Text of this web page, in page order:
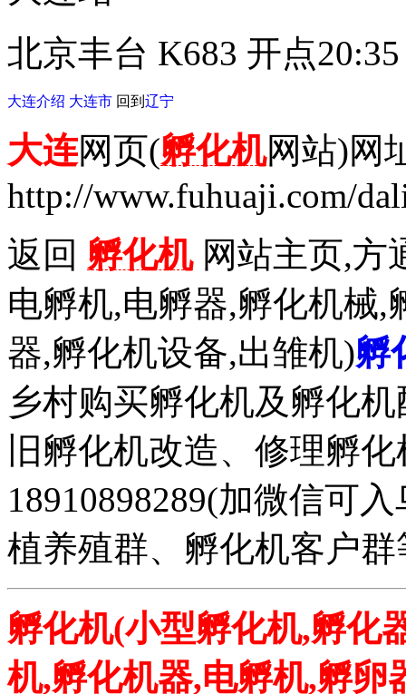
北京丰台 K683 开点
大连介绍 大连市 回到 辽宁
大连网页(孵化机网站)网
http://www.fuhuaji.com/
返回 孵化机网站主页,方
电孵机,电孵器,孵化机械,
器,孵化机设备,出雏机)孵
乡村购买孵化机及孵化
旧孵化机改造、修理孵
18910898289(加微信可
植养殖群、孵化机客户
孵化机(小型孵化机,孵化
机,孵化机器,电孵机,孵卵